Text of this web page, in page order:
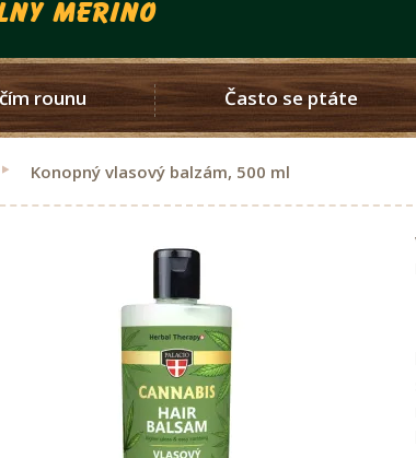
merino
rounu Často se ptáte
Konopný vlasový balzám, 500 ml